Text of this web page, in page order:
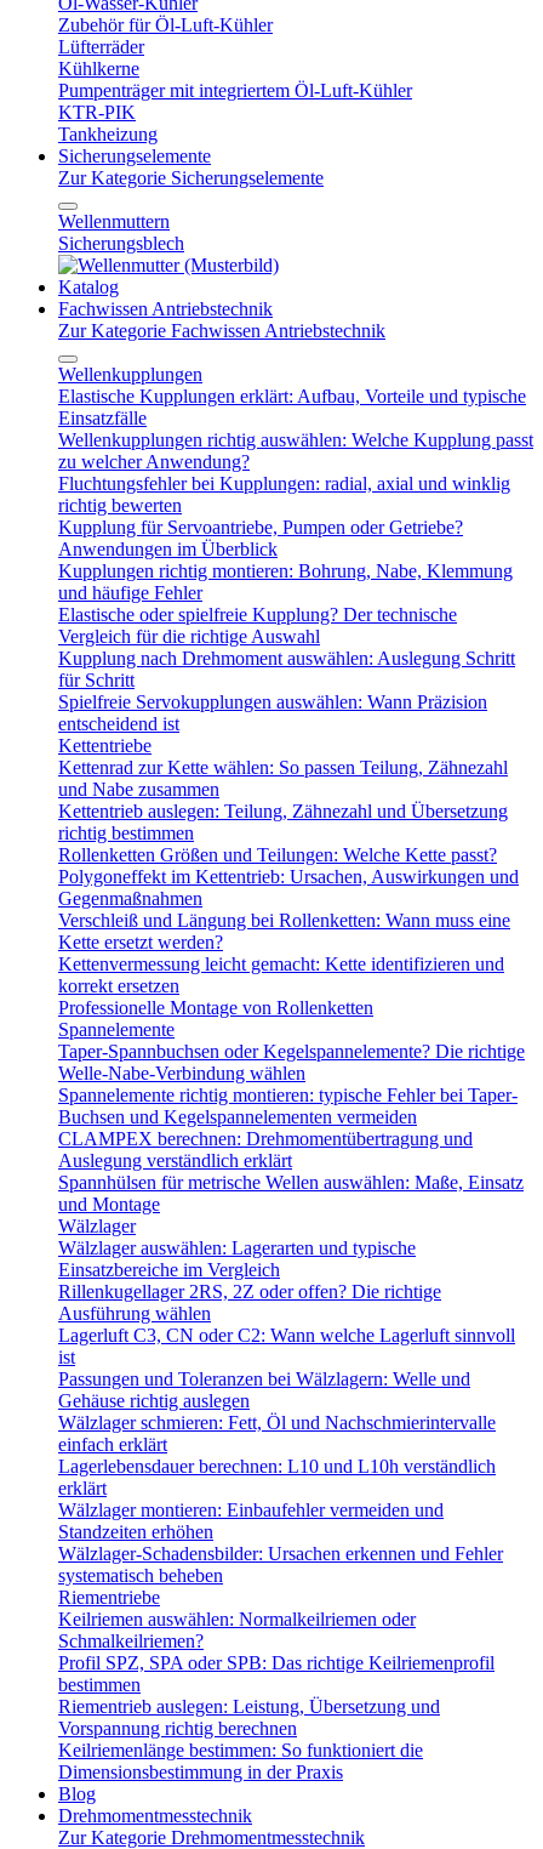
Zubehör für Öl-Luft-Kühler
Lüfterräder
Kühlkerne
Pumpenträger mit integriertem Öl-Luft-Kühler
KTR-PIK
Tankheizung
Sicherungselemente
Zur Kategorie Sicherungselemente
Wellenmuttern
Sicherungsblech
Katalog
Fachwissen Antriebstechnik
Zur Kategorie Fachwissen Antriebstechnik
Wellenkupplungen
Elastische Kupplungen erklärt: Aufbau, Vorteile und typische
Einsatzfälle
Wellenkupplungen richtig auswählen: Welche Kupplung passt
zu welcher Anwendung?
Fluchtungsfehler bei Kupplungen: radial, axial und winklig
richtig bewerten
Kupplung für Servoantriebe, Pumpen oder Getriebe?
Anwendungen im Überblick
Kupplungen richtig montieren: Bohrung, Nabe, Klemmung
und häufige Fehler
Elastische oder spielfreie Kupplung? Der technische
Vergleich für die richtige Auswahl
Kupplung nach Drehmoment auswählen: Auslegung Schritt
für Schritt
Spielfreie Servokupplungen auswählen: Wann Präzision
entscheidend ist
Kettentriebe
Kettenrad zur Kette wählen: So passen Teilung, Zähnezahl
und Nabe zusammen
Kettentrieb auslegen: Teilung, Zähnezahl und Übersetzung
richtig bestimmen
Rollenketten Größen und Teilungen: Welche Kette passt?
Polygoneffekt im Kettentrieb: Ursachen, Auswirkungen und
Gegenmaßnahmen
Verschleiß und Längung bei Rollenketten: Wann muss eine
Kette ersetzt werden?
Kettenvermessung leicht gemacht: Kette identifizieren und
korrekt ersetzen
Professionelle Montage von Rollenketten
Spannelemente
Taper-Spannbuchsen oder Kegelspannelemente? Die richtige
Welle-Nabe-Verbindung wählen
Spannelemente richtig montieren: typische Fehler bei Taper-
Buchsen und Kegelspannelementen vermeiden
CLAMPEX berechnen: Drehmomentübertragung und
Auslegung verständlich erklärt
Spannhülsen für metrische Wellen auswählen: Maße, Einsatz
und Montage
Wälzlager
Wälzlager auswählen: Lagerarten und typische
Einsatzbereiche im Vergleich
Rillenkugellager 2RS, 2Z oder offen? Die richtige
Ausführung wählen
Lagerluft C3, CN oder C2: Wann welche Lagerluft sinnvoll
ist
Passungen und Toleranzen bei Wälzlagern: Welle und
Gehäuse richtig auslegen
Wälzlager schmieren: Fett, Öl und Nachschmierintervalle
einfach erklärt
Lagerlebensdauer berechnen: L10 und L10h verständlich
erklärt
Wälzlager montieren: Einbaufehler vermeiden und
Standzeiten erhöhen
Wälzlager-Schadensbilder: Ursachen erkennen und Fehler
systematisch beheben
Riementriebe
Keilriemen auswählen: Normalkeilriemen oder
Schmalkeilriemen?
Profil SPZ, SPA oder SPB: Das richtige Keilriemenprofil
bestimmen
Riementrieb auslegen: Leistung, Übersetzung und
Vorspannung richtig berechnen
Keilriemenlänge bestimmen: So funktioniert die
Dimensionsbestimmung in der Praxis
Blog
Drehmomentmesstechnik
Zur Kategorie Drehmomentmesstechnik